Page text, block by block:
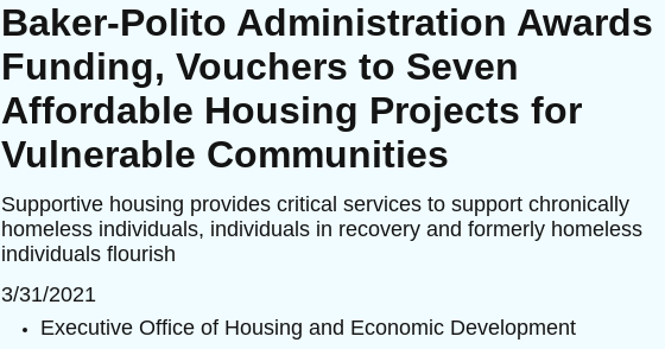
Baker-Polito Administration Awards
Funding, Vouchers to Seven
Affordable Housing Projects for
Vulnerable Communities
Supportive housing provides critical services to support chronically
homeless individuals, individuals in recovery and formerly homeless
individuals flourish
3/31/2021
Executive Office of Housing and Economic Development